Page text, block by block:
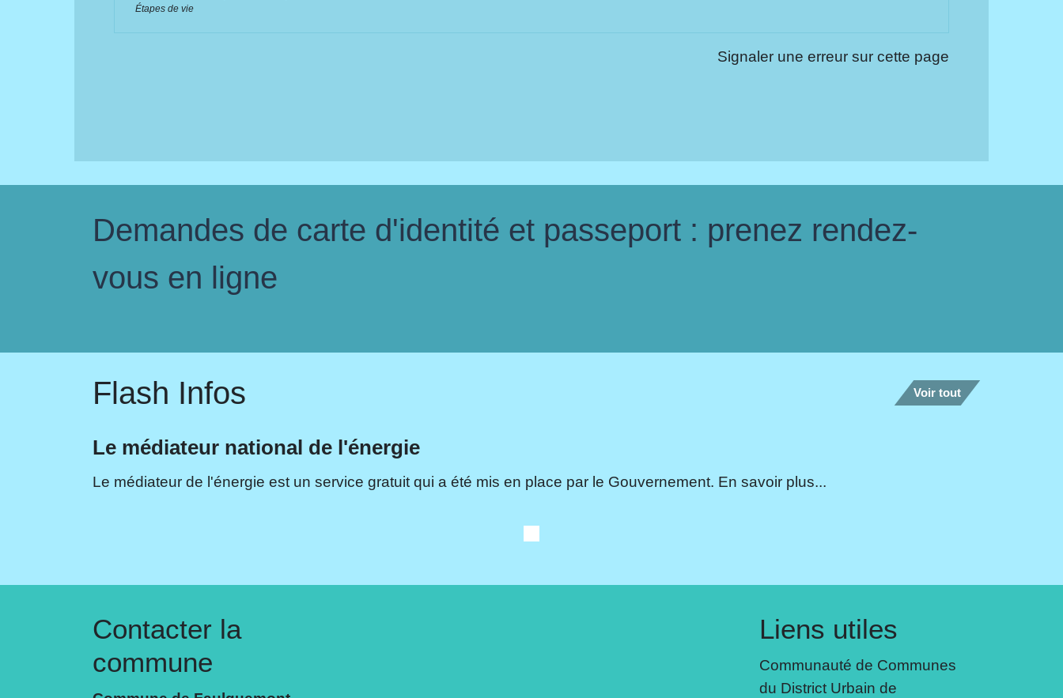
Étapes de vie
Signaler une erreur sur cette page
Demandes de carte d'identité et passeport : prenez rendez-
vous en ligne
Flash Infos Voir tout
Le médiateur national de l'énergie
Le médiateur de l'énergie est un service gratuit qui a été mis en place par le Gouvernement. En savoir plus...
Contacter la
commune
Liens utiles
Communauté de Communes
du District Urbain de